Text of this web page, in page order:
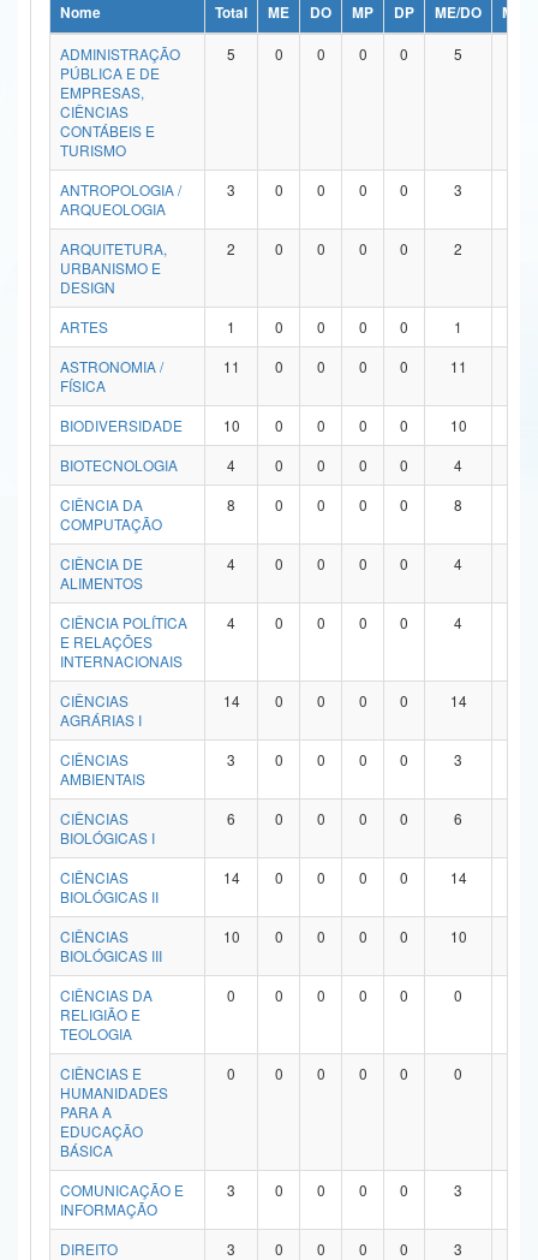
Ministério da Ciência, Tecnologia, Inovações e Comunicações
Ministério do Meio Ambiente
Ministério do Turismo
Ministério do Desenvolvimento Regional
Controladoria-Geral da União
Ministério da Mulher, da Família e dos Direitos Humanos
Secretaria de Governo
Advocacia-Geral da União
Banco Central do Brasil
Nome Total ME DO MP DP ME/DO
MP/
ADMINISTRAÇÃO
PÚBLICA E DE
EMPRESAS,
CIÊNCIAS
CONTÁBEIS E
TURISMO
5 0 0 0 0 5
ANTROPOLOGIA /
ARQUEOLOGIA
3 0 0 0 0 3
ARQUITETURA,
URBANISMO E
DESIGN
2 0 0 0 0 2
ARTES 1 0 0 0 0 1
ASTRONOMIA /
FÍSICA
11 0 0 0 0 11
BIODIVERSIDADE 10 0 0 0 0 10
BIOTECNOLOGIA
4 0 0 0 0 4
CIÊNCIA DA
COMPUTAÇÃO
8 0 0 0 0 8
CIÊNCIA DE
ALIMENTOS
4 0 0 0 0 4
CIÊNCIA POLÍTICA
E RELAÇÕES
INTERNACIONAIS
4 0 0 0 0 4
CIÊNCIAS
AGRÁRIAS I
14 0 0 0 0 14
CIÊNCIAS
AMBIENTAIS
3 0 0 0 0 3
CIÊNCIAS
BIOLÓGICAS I
6 0 0 0 0 6
CIÊNCIAS
BIOLÓGICAS II
14 0 0 0 0 14
CIÊNCIAS
BIOLÓGICAS III
10 0 0 0 0 10
CIÊNCIAS DA
RELIGIÃO E
TEOLOGIA
0 0 0 0 0 0
CIÊNCIAS E
HUMANIDADES
PARA A
EDUCAÇÃO
BÁSICA
0 0 0 0 0 0
COMUNICAÇÃO E
INFORMAÇÃO
3 0 0 0 0 3
DIREITO 3 0 0 0 0 3